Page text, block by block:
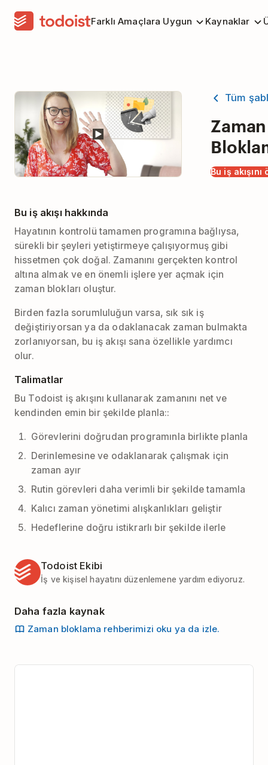
Farklı Amaçlara Uygun Kaynaklar
Tüm
Zaman
Bu iş akışını
Bu iş akışı hakkında
Hayatının kontrolü tamamen programına bağlıysa,
sürekli bir şeyleri yetiştirmeye çalışıyormuş gibi
hissetmen çok doğal. Zamanını gerçekten kontrol
altına almak ve en önemli işlere yer açmak için
zaman blokları oluştur.
Birden fazla sorumluluğun varsa, sık sık iş
değiştiriyorsan ya da odaklanacak zaman bulmakta
zorlanıyorsan, bu iş akışı sana özellikle yardımcı
olur.
Talimatlar
Bu Todoist iş akışını kullanarak zamanını net ve
kendinden emin bir şekilde planla::
Görevlerini doğrudan programınla birlikte planla
Derinlemesine ve odaklanarak çalışmak için
zaman ayır
Rutin görevleri daha verimli bir şekilde tamamla
Kalıcı zaman yönetimi alışkanlıkları geliştir
Hedeflerine doğru istikrarlı bir şekilde ilerle
Todoist Ekibi
İş ve kişisel hayatını düzenlemene yardım ediyoruz.
Daha fazla kaynak
Zaman bloklama rehberimizi oku ya da izle.